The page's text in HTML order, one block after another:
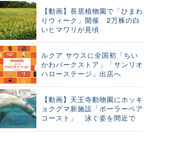
【動画】長居植物園で「ひまわ
りウィーク」開催 2万株の白
いヒマワリが見頃
ルクア サウスに全国初「ちい
かわパークストア」「サンリオ
ハローステージ」出店へ
【動画】天王寺動物園にホッキ
ョクグマ新施設「ポーラーベア
コースト」 泳ぐ姿を間近で